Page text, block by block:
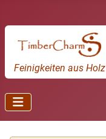
Feinigkeiten aus Holz